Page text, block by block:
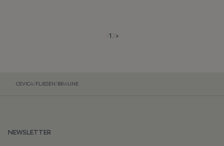
1 >
CEVICA/FLIESEN/BRAUNE
NEWSLETTER